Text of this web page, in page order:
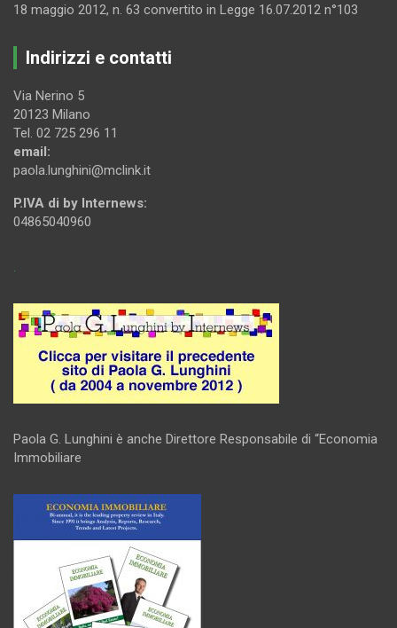
18 maggio 2012, n. 63 convertito in Legge 16.07.2012 n°103
Indirizzi e contatti
Via Nerino 5
20123 Milano
Tel. 02 725 296 11
email:
paola.lunghini@mclink.it
P.IVA di by Internews:
04865040960
.
Paola G. Lunghini è anche Direttore Responsabile di “Economia
Immobiliare